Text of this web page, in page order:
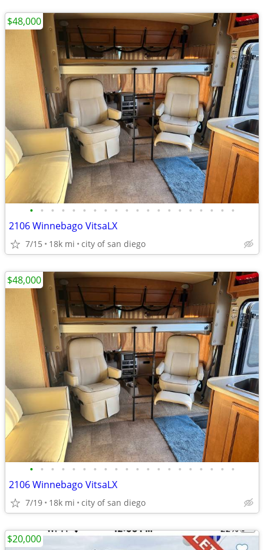
• • • • • • • • • • • • • • • • • • • •
2106 Winnebago VitsaLX
7/15 18k mi city of san diego
$48,000
• • • • • • • • • • • • • • • • • • • •
2106 Winnebago VitsaLX
7/19 18k mi city of san diego
$48,000
$20,000